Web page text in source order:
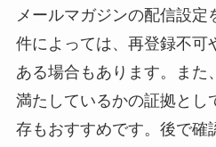
メールマガジンの配信設定
件によっては、再登録不可
ある場合もあります。また
満たしているかの証拠とし
存もおすすめです。後で確